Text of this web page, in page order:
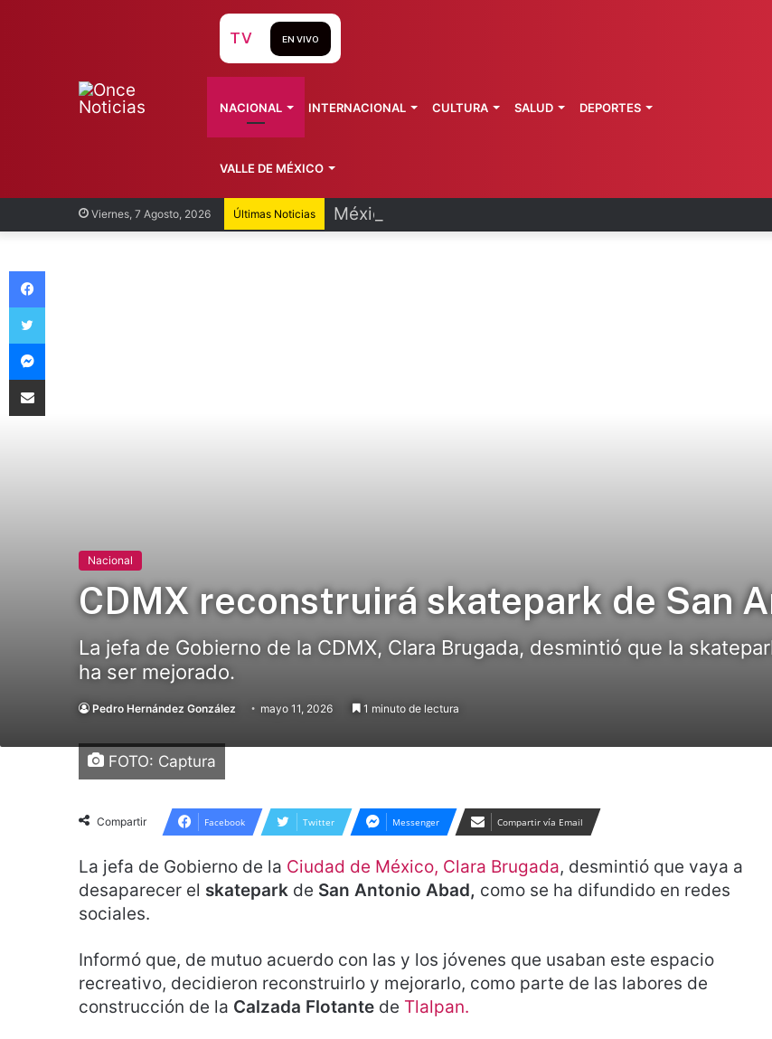
Viernes, 7 Agosto, 2026 Últimas Noticias México y Perú restablecen relaciones diplomáticas
TV EN VIVO
NACIONAL INTERNACIONAL CULTURA SALUD DEPORTES
VALLE DE MÉXICO
Nacional
CDMX reconstruirá skatepark de San
La jefa de Gobierno de la CDMX, Clara Brugada, desmintió que la
ha ser mejorado.
Pedro Hernández González mayo 11, 2026 1 minuto de lectura
FOTO: Captura
Compartir Facebook Twitter Messenger Compartir vía Email
La jefa de Gobierno de la Ciudad de México, Clara Brugada, desmintió que vaya a
desaparecer el skatepark de San Antonio Abad, como se ha difundido en redes
sociales.
Informó que, de mutuo acuerdo con las y los jóvenes que usaban este espacio
recreativo, decidieron reconstruirlo y mejorarlo, como parte de las labores de
construcción de la Calzada Flotante de Tlalpan.
Facebook
Twitter
Messenger
Compartir vía Email